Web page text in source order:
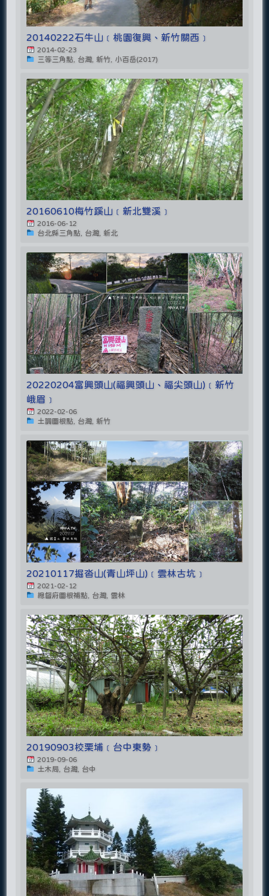
20140222石牛山﹝桃園復興、新竹關西﹞
2014-02-23
三等三角點, 台灣, 新竹, 小百岳(2017)
20160610梅竹蹊山﹝新北雙溪﹞
2016-06-12
台北縣三角點, 台灣, 新北
20220204富興頭山(福興頭山、福尖頭山)﹝新竹
峨眉﹞
2022-02-06
土調圖根點, 台灣, 新竹
20210117掘沓山(青山坪山)﹝雲林古坑﹞
2021-02-12
總督府圖根補點, 台灣, 雲林
20190903校栗埔﹝台中東勢﹞
2019-09-06
土木局, 台灣, 台中